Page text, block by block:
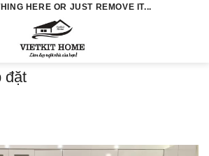
HERE OR JUST REMOVE IT...
đặt